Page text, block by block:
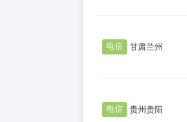
电信 甘肃兰州
电信 贵州贵阳